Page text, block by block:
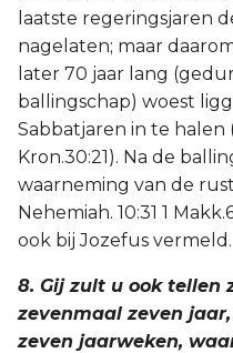
laatste regeringsjaren
nagelaten; maar
later 70 jaar lang
ballingschap) woest
Sabbatjaren in te halen
Kron.30:21). Na de
waarneming van de
Nehemiah. 10:31 1
ook bij Jozefus vermeld.
8. Gij zult u ook tellen
zevenmaal zeven
zeven jaarweken,